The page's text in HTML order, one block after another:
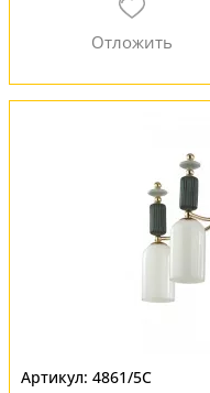
4861/5C